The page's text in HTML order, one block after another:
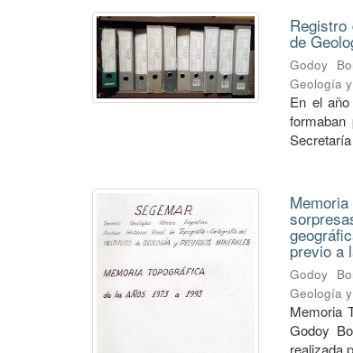
de
Godoy
Geología
En el
previo a
Godoy
Geología
Memoria
Godoy
realizada